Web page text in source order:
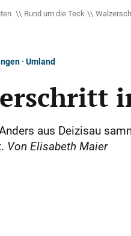
Rund um die Teck
· Umland
aus Deizisau
Von Elisabeth Maier